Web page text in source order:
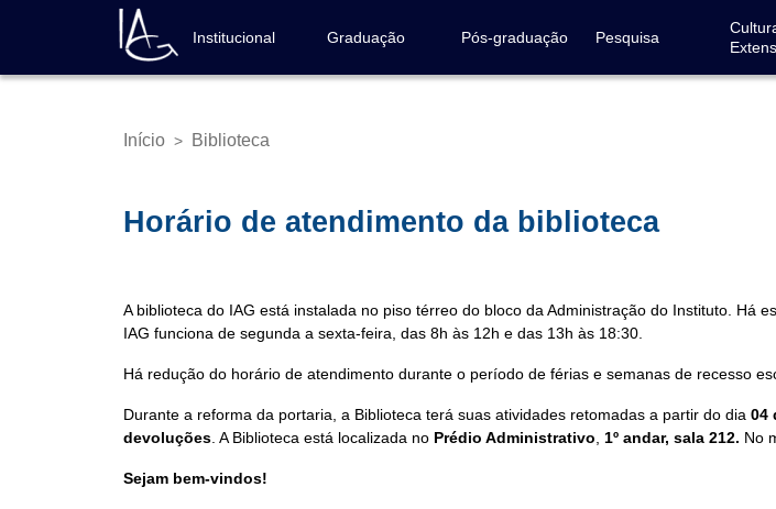
conteúdo
Navegação
principal
Institucional Graduação Pós-graduação Pesquisa
Trilha
Início > Biblioteca
Horário de atendimento da biblioteca
A biblioteca do IAG está instalada no piso térreo do bloco da Administração do Instituto.
IAG funciona de segunda a sexta-feira, das 8h às 12h e das 13h às 18:30.
Há redução do horário de atendimento durante o período de férias e semanas de recesso
Durante a reforma da portaria, a Biblioteca terá suas atividades retomadas a partir do dia 04
devoluções . A Biblioteca está localizada no Prédio Administrativo 1º andar, sala 212. No
Sejam bem-vindos!